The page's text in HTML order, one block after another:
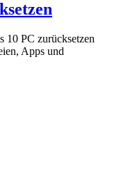
10 PC zurücksetzen
Apps und